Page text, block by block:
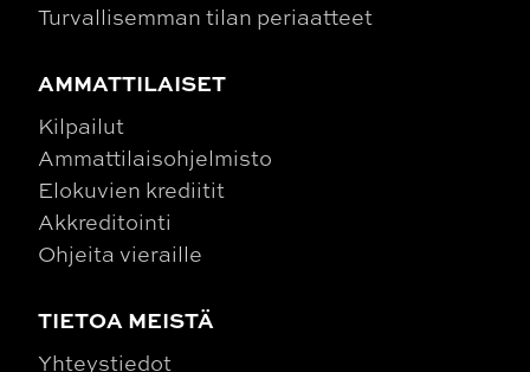
Turvallisemman tilan periaatteet
AMMATTILAISET
Kilpailut
Ammattilaisohjelmisto
Elokuvien krediitit
Akkreditointi
Ohjeita vieraille
TIETOA MEISTÄ
Yhteystiedot